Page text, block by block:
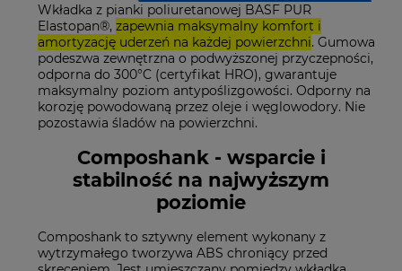
Wkładka z pianki poliuretanowej BASF PUR
Elastopan®, zapewnia maksymalny komfort i
amortyzację uderzeń na każdej powierzchni. Gumowa
podeszwa zewnętrzna o podwyższonej przyczepności,
odporna do 300°C (certyfikat HRO), gwarantuje
maksymalny poziom antypoślizgowości. Odporny na
korozję powodowaną przez oleje i węglowodory. Nie
pozostawia śladów na powierzchni.
Composhank - wsparcie i
stabilność na najwyższym
poziomie
Composhank to sztywny element wykonany z
wytrzymałego tworzywa ABS chroniący przed